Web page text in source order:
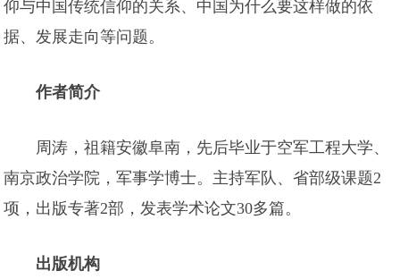
仰与中国传统信仰的关系、中国为什么要这样做的依
据、发展走向等问题。
作者简介
周涛，祖籍安徽阜南，先后毕业于空军工程大学、
南京政治学院，军事学博士。主持军队、省部级课题2
项，出版专著2部，发表学术论文30多篇。
出版机构